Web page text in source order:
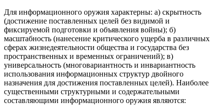
Для информационного оружия характерны: а) скрытность
(достижение поставленных целей без видимой и
фиксируемой подготовки и объявления войны); б)
масштабность (нанесение критического ущерба в различных
сферах жизнедеятельности общества и государства без
пространственных и временных ограничений); в)
универсальность (многовариантность и инвариантность
использования информационных структур двойного
назначения для достижения поставленных целей). Наиболее
существенными структурными и содержательными
составляющими информационного оружия являются: